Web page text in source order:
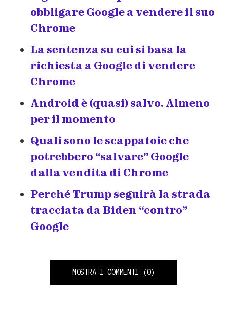
obbligare Google a vendere il suo
Chrome
La sentenza su cui si basa la
richiesta a Google di vendere
Chrome
Android è (quasi) salvo. Almeno
per il momento
Quali sono le scappatoie che
potrebbero “salvare” Google
dalla vendita di Chrome
Perché Trump seguirà la strada
tracciata da Biden “contro”
Google
MOSTRA I COMMENTI (0)